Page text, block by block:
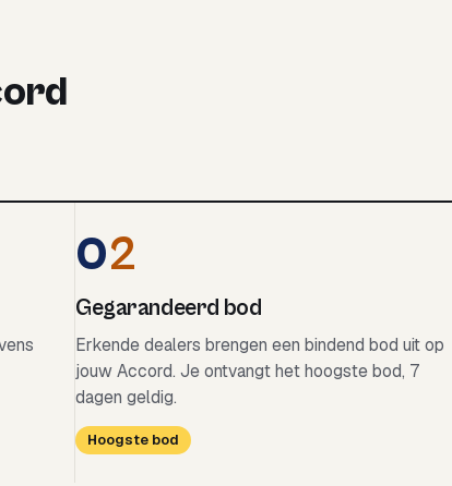
02
Gegarandeerd bod
Erkende dealers brengen een bindend bod uit op
jouw Accord. Je ontvangt het hoogste bod, 7
dagen geldig.
Hoogste bod